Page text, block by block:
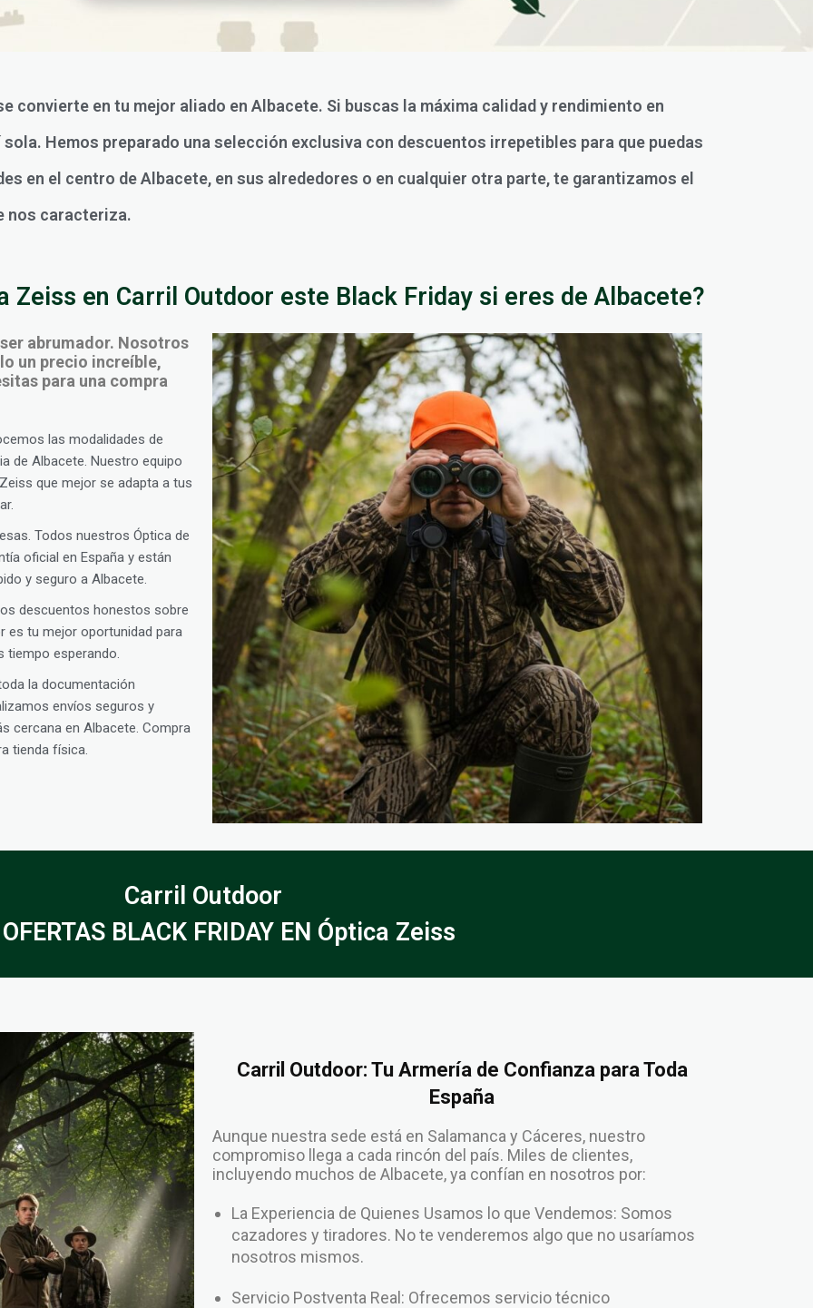
convierte en tu mejor aliado en Albacete. Si buscas la máxima calidad y rendimiento en
Hemos preparado una selección exclusiva con descuentos irrepetibles para que puedas
en el centro de Albacete, en sus alrededores o en cualquier otra parte, te garantizamos el
nos caracteriza.
Zeiss en Carril Outdoor este Black Friday si eres de Albacete?
abrumador. Nosotros
un precio increíble,
para una compra
las modalidades de
de Albacete. Nuestro equipo
que mejor se adapta a tus
Todos nuestros Óptica de
oficial en España y están
y seguro a Albacete.
descuentos honestos sobre
es tu mejor oportunidad para
tiempo esperando.
la documentación
envíos seguros y
cercana en Albacete. Compra
tienda física.
Carril Outdoor
BLACK FRIDAY EN Óptica Zeiss
Carril Outdoor: Tu Armería de Confianza para Toda
España
Aunque nuestra sede está en Salamanca y Cáceres, nuestro
compromiso llega a cada rincón del país. Miles de clientes,
incluyendo muchos de Albacete, ya confían en nosotros por:
La Experiencia de Quienes Usamos lo que Vendemos: Somos
cazadores y tiradores. No te venderemos algo que no usaríamos
nosotros mismos.
Servicio Postventa Real: Ofrecemos servicio técnico